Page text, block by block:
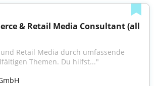
& Retail Media Consultant (all
und Retail Media durch umfassende
Themen. Du hilfst..."